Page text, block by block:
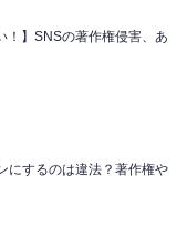
！】SNSの著作権侵害、あ
にするのは違法？著作権や